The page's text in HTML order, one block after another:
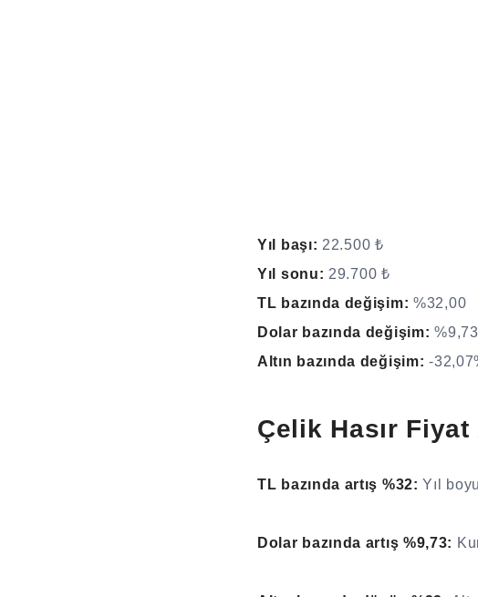
Yıl başı: 22.500 ₺
Yıl sonu: 29.700 ₺
TL bazında değişim: %32,00
Dolar bazında değişim: %9,73
Altın bazında değişim: -
Çelik Hasır
TL bazında artış %32: Yıl
Dolar bazında artış %9,73: